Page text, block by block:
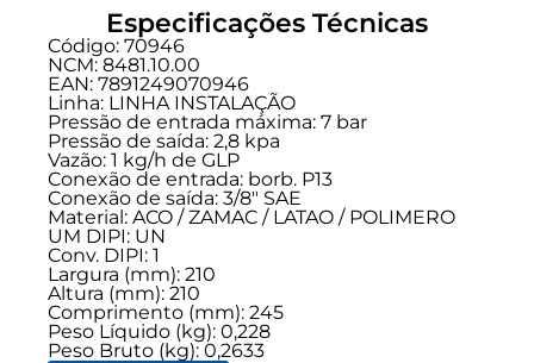
Especificações Técnicas
Código: 70946
NCM: 8481.10.00
EAN: 7891249070946
Linha: LINHA INSTALAÇÃO
Pressão de entrada máxima: 7 bar
Pressão de saída: 2,8 kpa
Vazão: 1 kg/h de GLP
Conexão de entrada: borb. P13
Conexão de saída: 3/8" SAE
Material: ACO / ZAMAC / LATAO / POLIMERO
UM DIPI: UN
Conv. DIPI: 1
Largura (mm): 210
Altura (mm): 210
Comprimento (mm): 245
Peso Líquido (kg): 0,228
Peso Bruto (kg): 0,2633